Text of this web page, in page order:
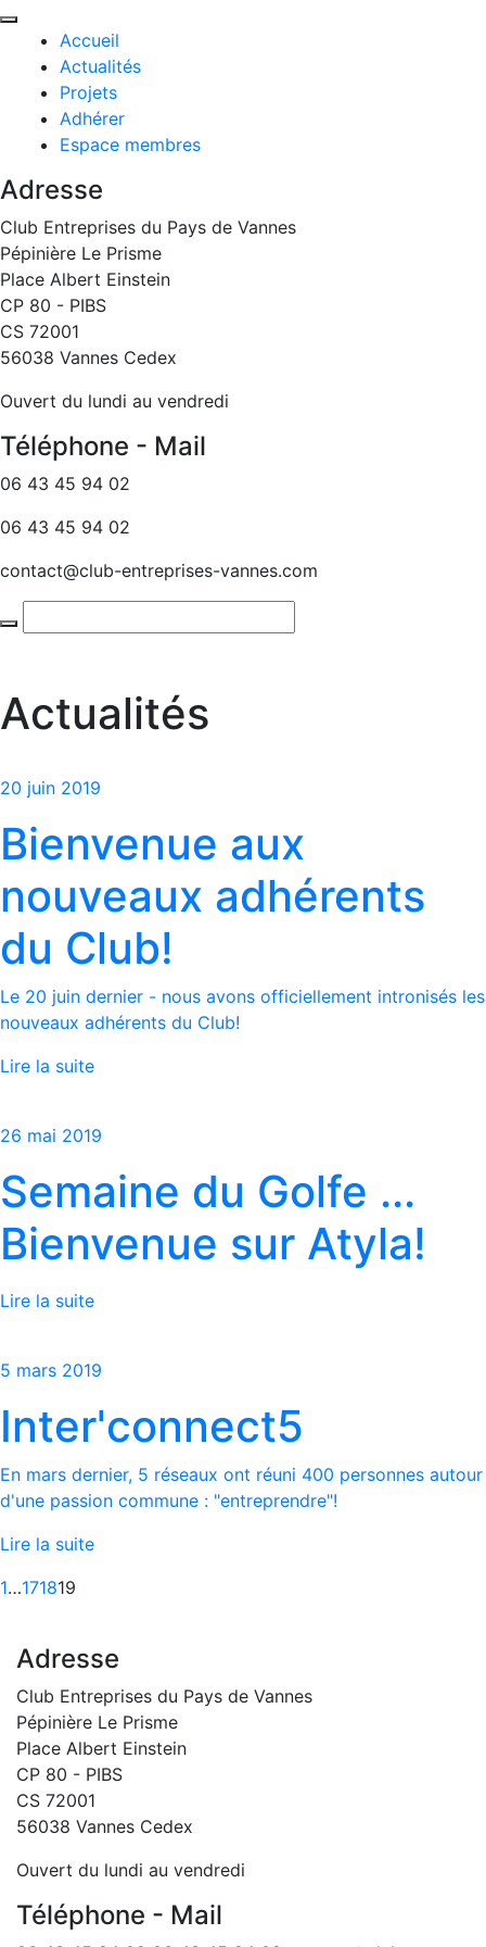
Accueil
Actualités
Projets
Adhérer
Espace membres
Adresse
Club Entreprises du Pays de Vannes
Pépinière Le Prisme
Place Albert Einstein
CP 80 - PIBS
CS 72001
56038 Vannes Cedex
Ouvert du lundi au vendredi
Téléphone - Mail
06 43 45 94 02
06 43 45 94 02
contact@club-entreprises-vannes.com
Actualités
20 juin 2019
Bienvenue aux
nouveaux adhérents
du Club!
Le 20 juin dernier - nous avons officiellement intronisés les
nouveaux adhérents du Club!
Lire la suite
26 mai 2019
Semaine du Golfe ...
Bienvenue sur Atyla!
Lire la suite
5 mars 2019
Inter'connect5
En mars dernier, 5 réseaux ont réuni 400 personnes autour
d'une passion commune : "entreprendre"!
Lire la suite
1…171819
Adresse
Club Entreprises du Pays de Vannes
Pépinière Le Prisme
Place Albert Einstein
CP 80 - PIBS
CS 72001
56038 Vannes Cedex
Ouvert du lundi au vendredi
Téléphone - Mail